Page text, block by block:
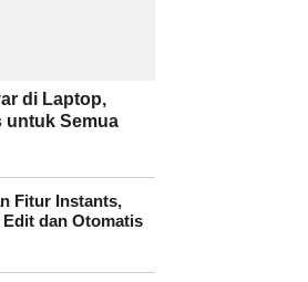
di Laptop,
untuk Semua
Fitur Instants,
Edit dan Otomatis